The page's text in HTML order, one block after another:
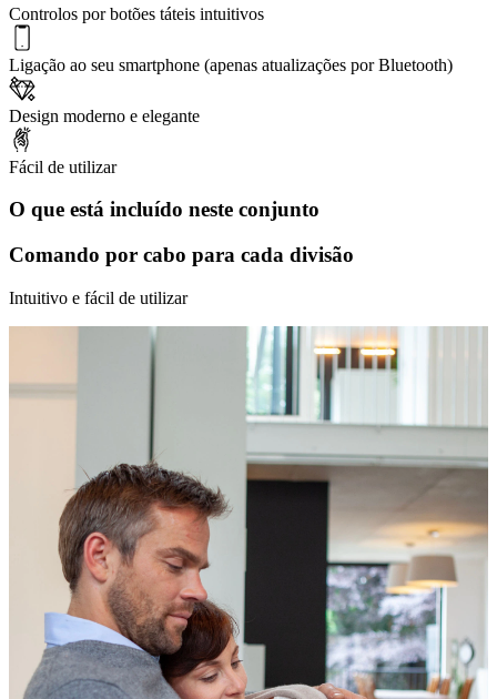
Controlos por botões táteis intuitivos
Ligação ao seu smartphone (apenas atualizações por Bluetooth)
Design moderno e elegante
Fácil de utilizar
O que está incluído neste conjunto
Comando por cabo para cada divisão
Intuitivo e fácil de utilizar